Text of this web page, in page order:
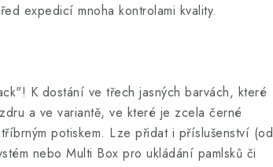
expedicí mnoha kontrolami kvality.
K dostání ve třech jasných barvách, které
a ve variantě, ve které je zcela černé
potiskem. Lze přidat i příslušenství (od
nebo Multi Box pro ukládání pamlsků či